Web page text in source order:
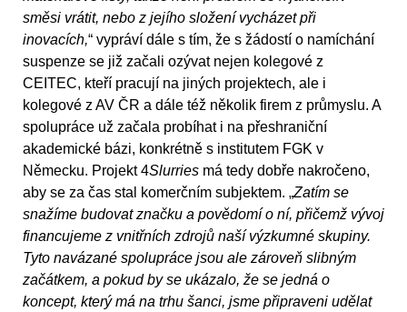
směsi vrátit, nebo z jejího složení vycházet při
inovacích,“ vypráví dále s tím, že s žádostí o namíchání
suspenze se již začali ozývat nejen kolegové z
CEITEC, kteří pracují na jiných projektech, ale i
kolegové z AV ČR a dále též několik firem z průmyslu. A
spolupráce už začala probíhat i na přeshraniční
akademické bázi, konkrétně s institutem FGK v
Německu. Projekt 4Slurries má tedy dobře nakročeno,
aby se za čas stal komerčním subjektem. „Zatím se
snažíme budovat značku a povědomí o ní, přičemž vývoj
financujeme z vnitřních zdrojů naší výzkumné skupiny.
Tyto navázané spolupráce jsou ale zároveň slibným
začátkem, a pokud by se ukázalo, že se jedná o
koncept, který má na trhu šanci, jsme připraveni udělat